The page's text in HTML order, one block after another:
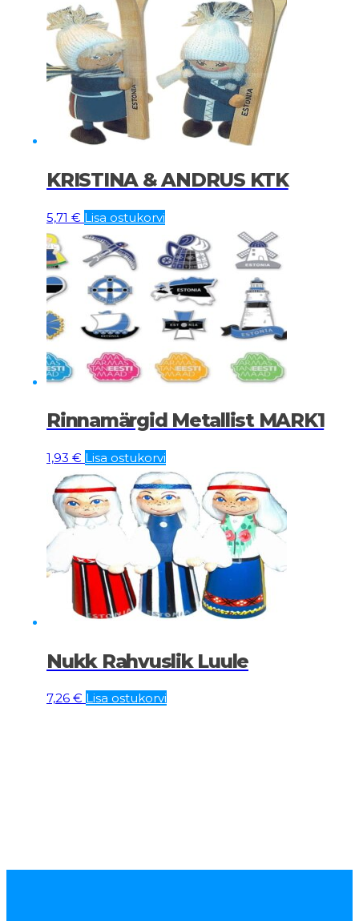
KRISTINA & ANDRUS KTK
5,71 € Lisa ostukorvi
Rinnamärgid Metallist MARK1
1,93 € Lisa ostukorvi
Nukk Rahvuslik Luule
7,26 € Lisa ostukorvi